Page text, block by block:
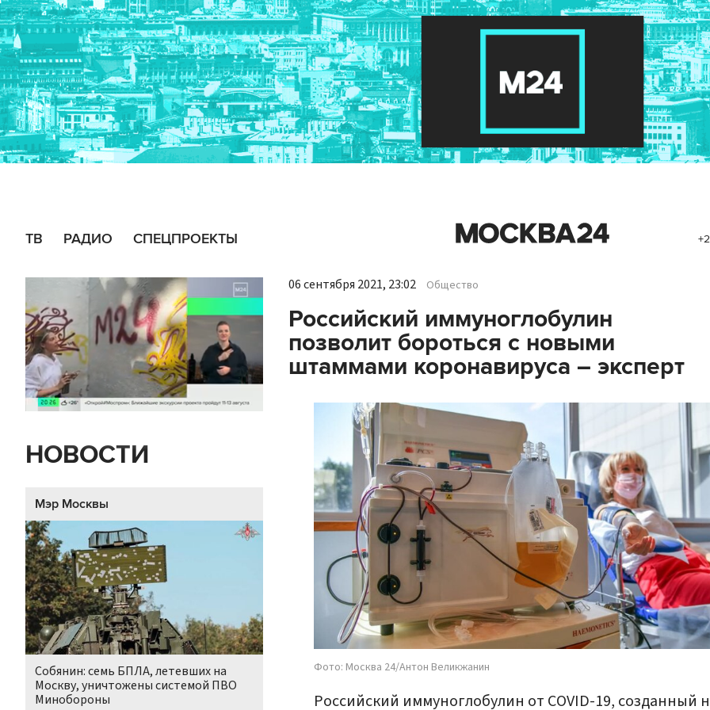
ТВ РАДИО СПЕЦПРОЕКТЫ
НОВОСТИ
Мэр Москвы
Собянин: семь БПЛА, летевших на
Москву, уничтожены системой ПВО
Минобороны
06 сентября 2021, 23:02 Общество
Российский иммуноглобулин
позволит бороться с новыми
штаммами коронавируса – эксперт
Фото: Москва 24/Антон Великжанин
Российский иммуноглобулин от COVID-19, созданный